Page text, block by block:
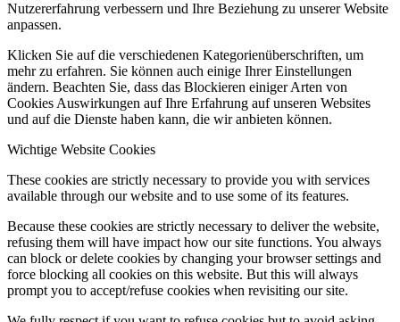
Nutzererfahrung verbessern und Ihre Beziehung zu unserer Website
anpassen.
Klicken Sie auf die verschiedenen Kategorienüberschriften, um
mehr zu erfahren. Sie können auch einige Ihrer Einstellungen
ändern. Beachten Sie, dass das Blockieren einiger Arten von
Cookies Auswirkungen auf Ihre Erfahrung auf unseren Websites
und auf die Dienste haben kann, die wir anbieten können.
Wichtige Website Cookies
These cookies are strictly necessary to provide you with services
available through our website and to use some of its features.
Because these cookies are strictly necessary to deliver the website,
refusing them will have impact how our site functions. You always
can block or delete cookies by changing your browser settings and
force blocking all cookies on this website. But this will always
prompt you to accept/refuse cookies when revisiting our site.